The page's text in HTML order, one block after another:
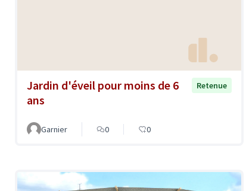
Jardin d'éveil pour moins de 6
ans
Retenue
Garnier 0 0